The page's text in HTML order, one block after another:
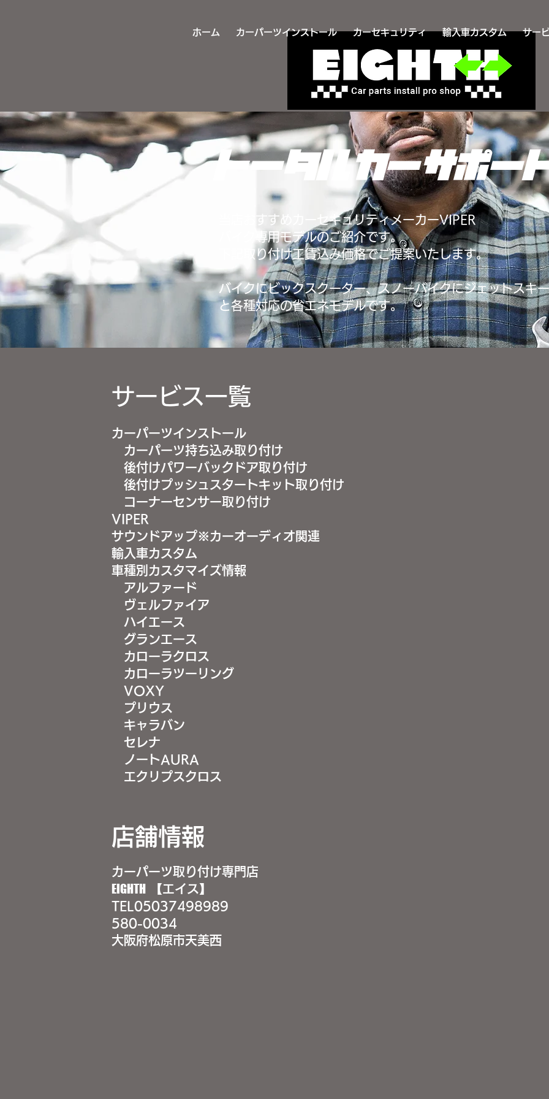
ホーム カーパーツインストール カーセキュリティ 輸入車カスタム サー
トータルカーサポー
当店おすすめカーセキュリティメーカーVIPER
バイク専用モデルのご紹介です。
​下記取り付け工賃込み価格でご提案いたします。
バイクにビックスクーター、スノーバイクにジェットスキー
と各種対応の省エネモデルです。
サービス一覧
カーパーツインストール
カーパーツ持ち込み取り付け
後付けパワーバックドア取り付け
後付けプッシュスタートキット取り付け
コーナーセンサー取り付け
VIPER
サウンドアップ※カーオーディオ関連
輸入車カスタム
車種別カスタマイズ情報
アルファード
ヴェルファイア
ハイエース
グランエース
カローラクロス
カローラツーリング
VOXY
プリウス
キャラバン
セレナ
ノートAURA
エクリプスクロス
店舗情報
カーパーツ取り付け専門店
EIGHTH 【エイス】
TEL 05037498989
580-0034
大阪府松原市天美西